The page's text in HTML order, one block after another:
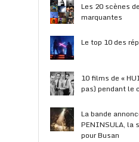
Les 20 scènes
marquantes
Le top 10 des
10 films de «
pas) pendant le
La bande
PENINSULA, la
pour Busan